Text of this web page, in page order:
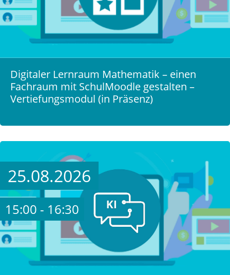
Digitaler Lernraum Mathematik – einen
Fachraum mit SchulMoodle gestalten –
Vertiefungsmodul (in Präsenz)
25.08.2026
15:00 - 16:30